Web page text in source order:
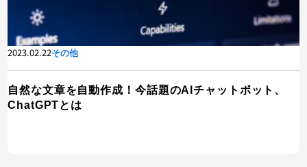
2023.02.22その他
自然な文章を自動作成！今話題のAIチャットボット、
ChatGPTとは